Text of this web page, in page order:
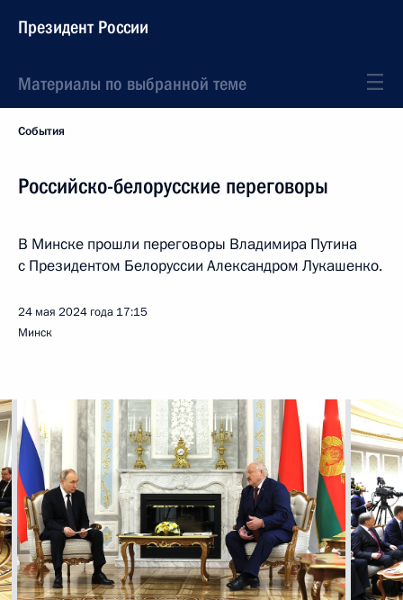
Президент России
Материалы по выбранной теме
События
Российско-белорусские переговоры
В Минске прошли переговоры Владимира Путина
с Президентом Белоруссии Александром Лукашенко.
24 мая 2024 года 17:15
Минск